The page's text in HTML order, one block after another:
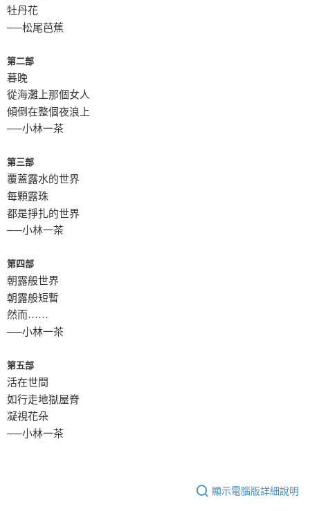
牡丹花
──松尾芭蕉
第二部
暮晚
從海灘上那個女人
傾倒在整個夜浪上
──小林一茶
第三部
覆蓋露水的世界
每顆露珠
都是掙扎的世界
──小林一茶
第四部
朝露般世界
朝露般短暫
然而……
──小林一茶
第五部
活在世間
如行走地獄屋脊
凝視花朵
──小林一茶
顯示電腦版詳細說明